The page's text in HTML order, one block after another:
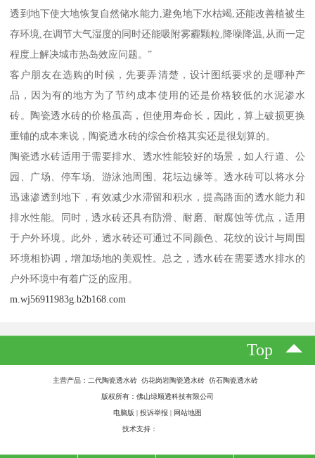
透到地下使大地恢复自然储水能力,避免地下水枯竭,还能改善植被生
存环境,在调节大气湿度的同时还能吸附雾霾颗粒,降噪降温,从而一定
程度上解决城市热岛效应问题。”
客户朋友在选购的时候，先要弄清楚，设计图纸要求的是哪种产
品，因为有的地方为了节约成本使用的还是价格较低的水泥渗水
砖。陶瓷透水砖的价格虽高，但使用寿命长，因此，算上破损更换
重铺的成本来说，陶瓷透水砖的综合价格其实还是很划算的。
陶瓷透水砖适用于需要排水、透水性能较好的场景，如人行道、公
园、广场、停车场、游泳池周围、花坛边缘等。透水砖可以将水分
迅速渗透到地下，有效减少水滞留和积水，提高路面的透水能力和
排水性能。同时，透水砖还具有防滑、耐磨、耐腐蚀等优点，适用
于户外环境。此外，透水砖还可通过不同颜色、花纹的设计与周围
环境相协调，增加场地的美观性。总之，透水砖在需要透水排水的
户外环境中有着广泛的应用。
m.wj56911983g.b2b168.com
Top
主营产品：二代陶瓷透水砖 仿花岗岩陶瓷透水砖 仿石陶瓷透水砖
版权所有：佛山绿顺透科技有限公司
电脑版 | 投诉举报 | 网站地图
技术支持：